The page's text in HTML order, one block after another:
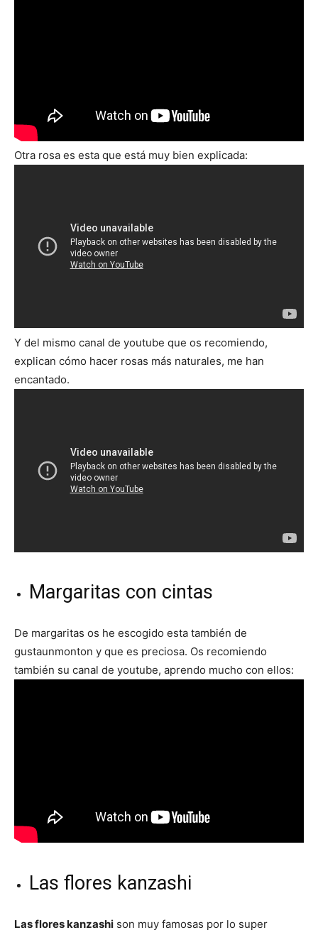
Otra rosa es esta que está muy bien explicada:
Y del mismo canal de youtube que os recomiendo,
explican cómo hacer rosas más naturales, me han
encantado.
Margaritas con cintas
De margaritas os he escogido esta también de
gustaunmonton y que es preciosa. Os recomiendo
también su canal de youtube, aprendo mucho con ellos:
Las flores kanzashi
Las flores kanzashi son muy famosas por lo super